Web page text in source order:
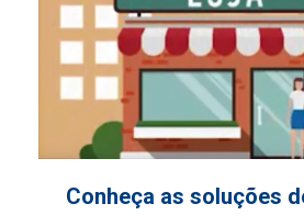
Conheça as soluções